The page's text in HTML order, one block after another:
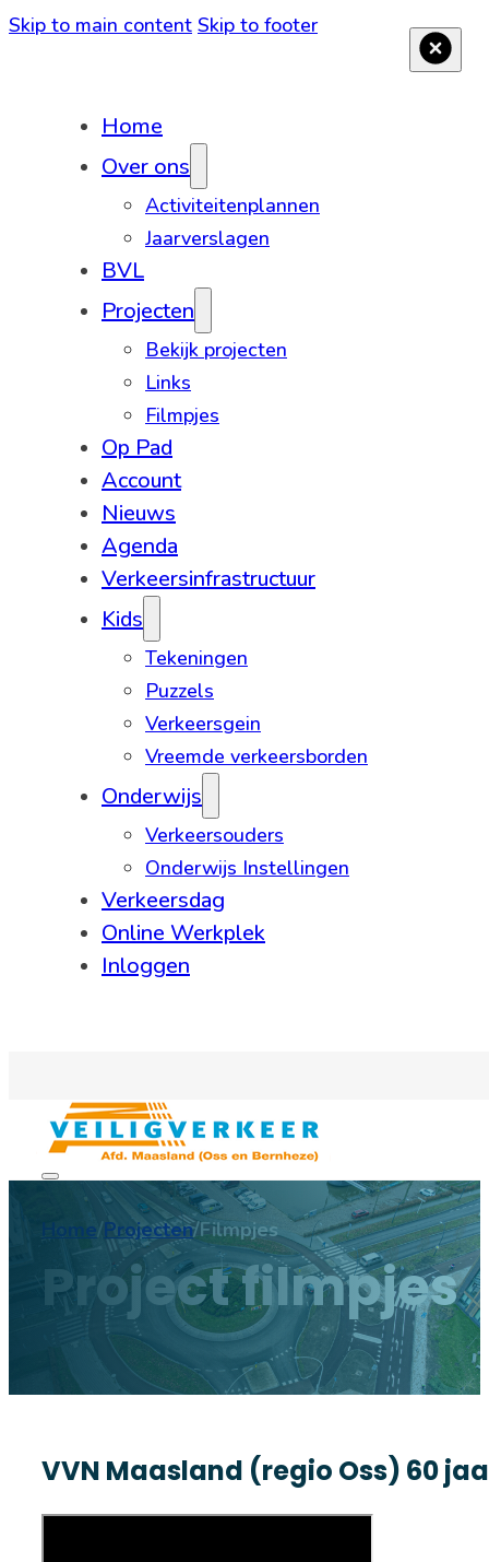
Skip to main content Skip to footer
Home
Over ons
Activiteitenplannen
Jaarverslagen
BVL
Projecten
Bekijk projecten
Links
Filmpjes
Op Pad
Account
Nieuws
Agenda
Verkeersinfrastructuur
Kids
Tekeningen
Puzzels
Verkeersgein
Vreemde verkeersborden
Onderwijs
Verkeersouders
Onderwijs Instellingen
Verkeersdag
Online Werkplek
Inloggen
Home/Projecten/Filmpjes
Project filmpjes
VVN Maasland (regio Oss) 60